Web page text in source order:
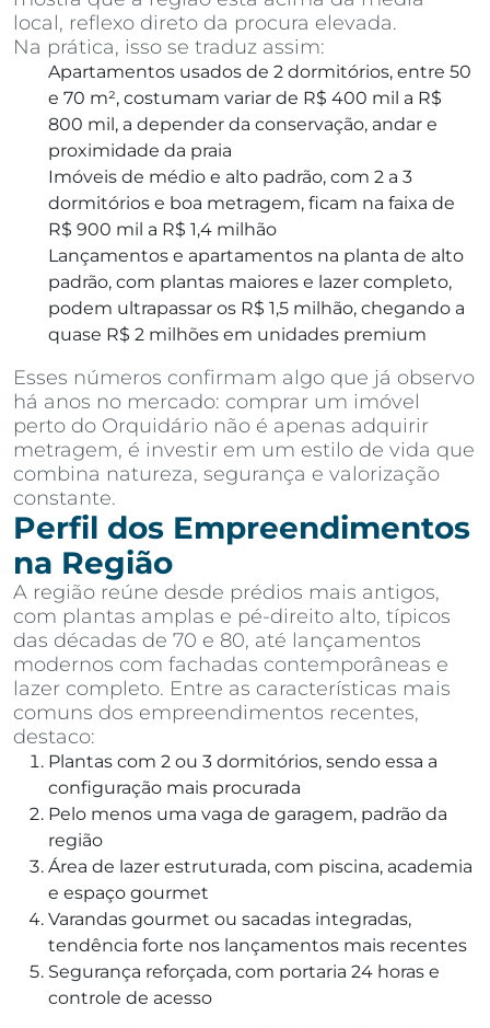
local, reflexo direto da procura elevada.
Na prática, isso se traduz assim:
Apartamentos usados de 2 dormitórios, entre 50
e 70 m², costumam variar de R$ 400 mil a R$
800 mil, a depender da conservação, andar e
proximidade da praia
Imóveis de médio e alto padrão, com 2 a 3
dormitórios e boa metragem, ficam na faixa de
R$ 900 mil a R$ 1,4 milhão
Lançamentos e apartamentos na planta de alto
padrão, com plantas maiores e lazer completo,
podem ultrapassar os R$ 1,5 milhão, chegando a
quase R$ 2 milhões em unidades premium
Esses números confirmam algo que já observo
há anos no mercado: comprar um imóvel
perto do Orquidário não é apenas adquirir
metragem, é investir em um estilo de vida que
combina natureza, segurança e valorização
constante.
Perfil dos Empreendimentos
na Região
A região reúne desde prédios mais antigos,
com plantas amplas e pé-direito alto, típicos
das décadas de 70 e 80, até lançamentos
modernos com fachadas contemporâneas e
lazer completo. Entre as características mais
comuns dos empreendimentos recentes,
destaco:
Plantas com 2 ou 3 dormitórios, sendo essa a
configuração mais procurada
Pelo menos uma vaga de garagem, padrão da
região
Área de lazer estruturada, com piscina, academia
e espaço gourmet
Varandas gourmet ou sacadas integradas,
tendência forte nos lançamentos mais recentes
Segurança reforçada, com portaria 24 horas e
controle de acesso